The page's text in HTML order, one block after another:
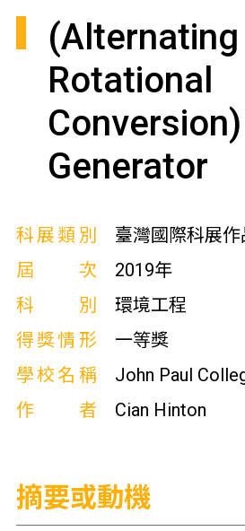
(Alternating
Rotational
Conversion)
Generator
科展類別
臺灣國際科展作
屆次
2019年
科別
環境工程
得獎情形
一等獎
學校名稱
John Paul
作者
Cian Hinton
摘要或動機